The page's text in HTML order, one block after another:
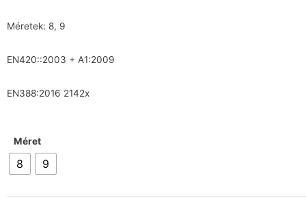
Méretek: 8, 9
EN420::2003 + A1:2009
EN388:2016 2142x
Méret
8 9